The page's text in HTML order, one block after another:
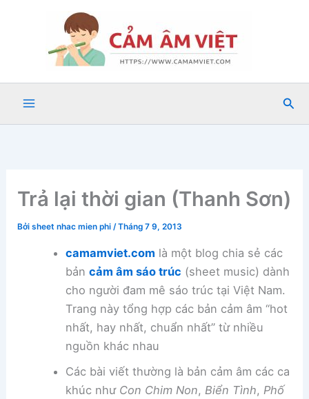
Tìm
Trả lại thời gian (Thanh Sơn)
Bởisheet nhac mien phi/Tháng 7 9, 2013
camamviet.com là một blog chia sẻ các
bản cảm âm sáo trúc (sheet music) dành
cho người đam mê sáo trúc tại Việt Nam.
Trang này tổng hợp các bản cảm âm “hot
nhất, hay nhất, chuẩn nhất” từ nhiều
nguồn khác nhau
Các bài viết thường là bản cảm âm các ca
khúc như Con Chim Non, Biển Tình, Phố